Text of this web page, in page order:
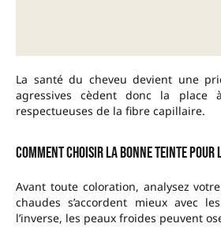
La santé du cheveu devient une
agressives cèdent donc la place
respectueuses de la fibre capillaire.
Comment choisir la bonne teinte pour
Avant toute coloration, analysez
chaudes s’accordent mieux avec
l’inverse, les peaux froides peuvent